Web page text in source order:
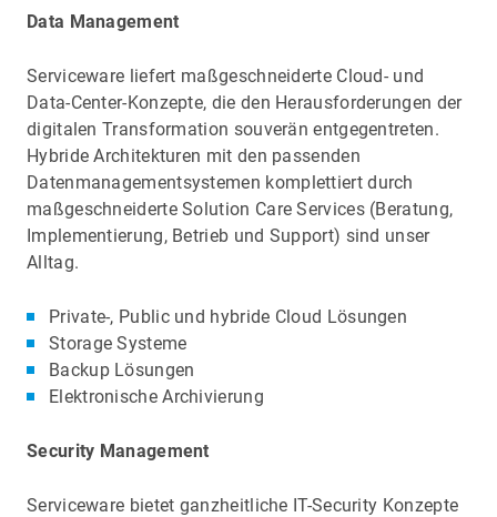
Data Management
Serviceware liefert maßgeschneiderte Cloud- und
Data-Center-Konzepte, die den Herausforderungen der
digitalen Transformation souverän entgegentreten.
Hybride Architekturen mit den passenden
Datenmanagementsystemen komplettiert durch
maßgeschneiderte Solution Care Services (Beratung,
Implementierung, Betrieb und Support) sind unser
Alltag.
Private-, Public und hybride Cloud Lösungen
Storage Systeme
Backup Lösungen
Elektronische Archivierung
Security Management
Serviceware bietet ganzheitliche IT-Security Konzepte